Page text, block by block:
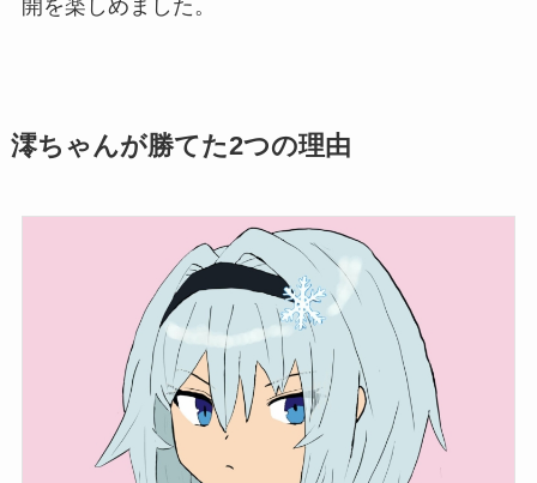
開を楽しめました。
澪ちゃんが勝てた2つの理由